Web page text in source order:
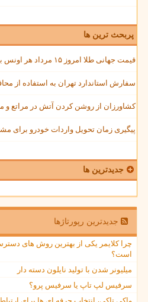
پربحث ترین ها
قیمت جهانی طلا امروز ۱۵ مرداد هر اونس به ۴۲۶۵ دلار و ۲۲ سنت رسید
سفارش استاندارد تهران به استفاده از
کشاورزان از روشن کردن آتش در مراتع و
پیگیری زمان تحویل واردات خودرو برای
جدیدترین ها
جدیدترین رپورتاژها
چرا کلایمر یکی از بهترین روش های
است؟
میلیونر شدن با تولید نایلون دسته دار
سرفیس لپ تاپ یا سرفیس پرو؟